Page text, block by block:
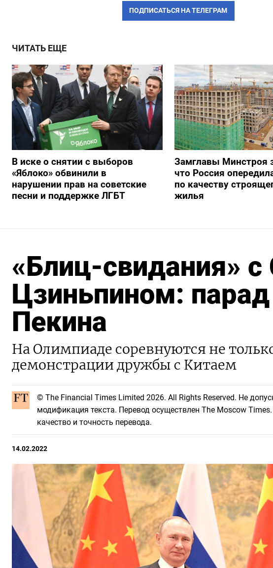
ПОДПИСАТЬСЯ НА ТЕЛЕГРАМ
ЧИТАТЬ ЕЩЕ
В иске о снятии с выборов
«Яблоко» обвинили в
нарушении прав на советские
песни и поддержке ЛГБТ
Замглавы Минстроя
что Россия
по качеству
жилья
«Блиц-свидания» с
Цзиньпином:
Пекина
На Олимпиаде соревнуются не
демонстрации дружбы с Китаем
© The Financial Times Limited 2026. All Rights Reserved. Не
модификация текста. Перевод осуществлен The Moscow
качество и точность перевода.
14.02.2022